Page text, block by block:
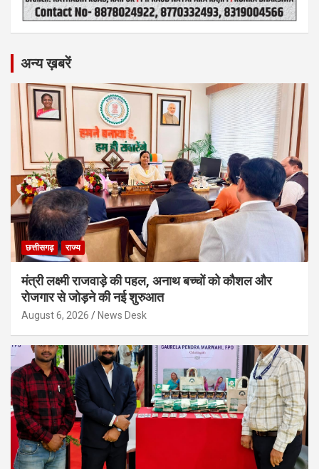
अन्य ख़बरें
छत्तीसगढ़ राज्य
मंत्री लक्ष्मी राजवाड़े की पहल, अनाथ बच्चों को कौशल और
रोजगार से जोड़ने की नई शुरुआत
August 6, 2026 News Desk